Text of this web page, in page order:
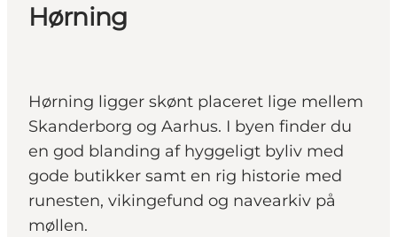
Hørning
Hørning ligger skønt placeret lige mellem
Skanderborg og Aarhus. I byen finder du
en god blanding af hyggeligt byliv med
gode butikker samt en rig historie med
runesten, vikingefund og navearkiv på
møllen.